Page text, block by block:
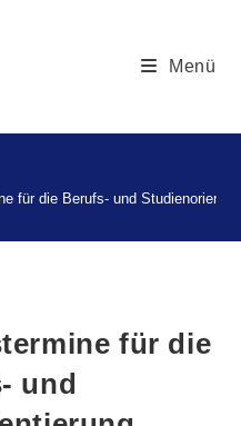
Menü
für die Berufs- und
für die
und